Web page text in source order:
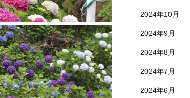
2024年10月
2024年9月
2024年8月
2024年7月
2024年6月